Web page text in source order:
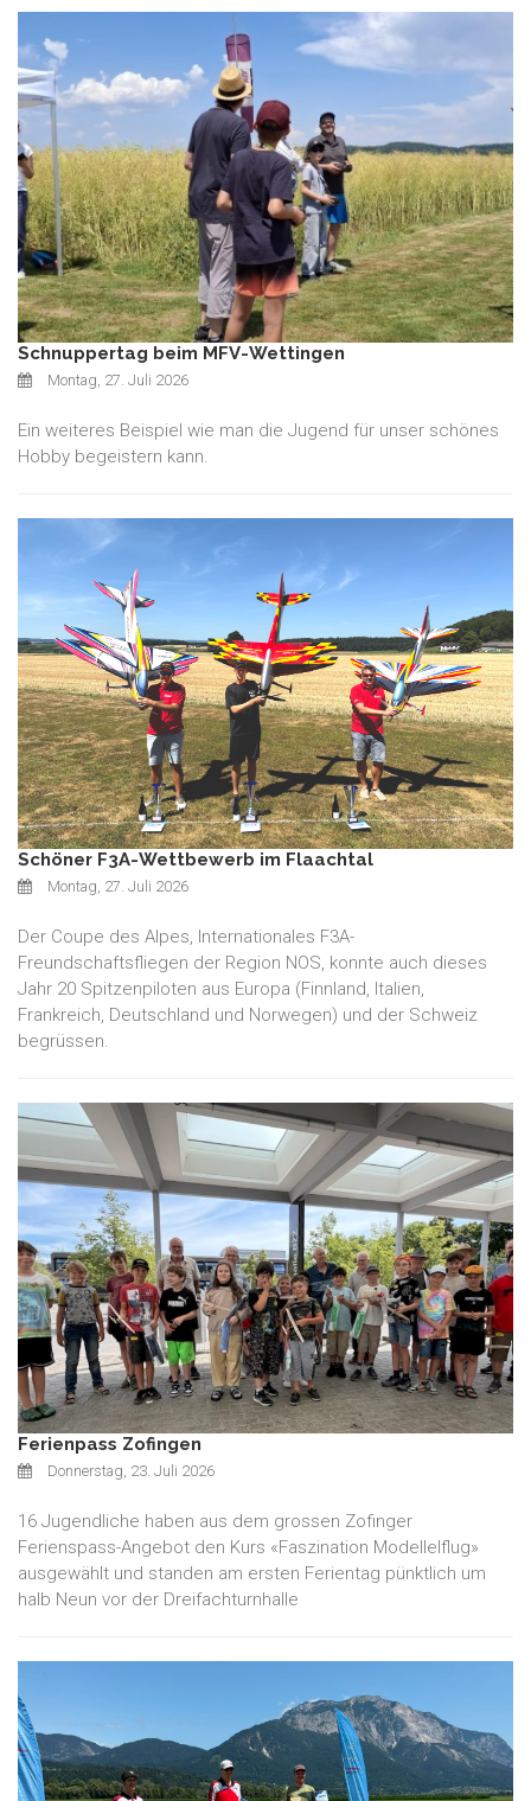
Schnuppertag beim MFV-Wettingen
Montag, 27. Juli 2026
Ein weiteres Beispiel wie man die Jugend für unser schönes
Hobby begeistern kann.
Schöner F3A-Wettbewerb im Flaachtal
Montag, 27. Juli 2026
Der Coupe des Alpes, Internationales F3A-
Freundschaftsfliegen der Region NOS, konnte auch dieses
Jahr 20 Spitzenpiloten aus Europa (Finnland, Italien,
Frankreich, Deutschland und Norwegen) und der Schweiz
begrüssen.
Ferienpass Zofingen
Donnerstag, 23. Juli 2026
16 Jugendliche haben aus dem grossen Zofinger
Ferienspass-Angebot den Kurs «Faszination Modellelflug»
ausgewählt und standen am ersten Ferientag pünktlich um
halb Neun vor der Dreifachturnhalle